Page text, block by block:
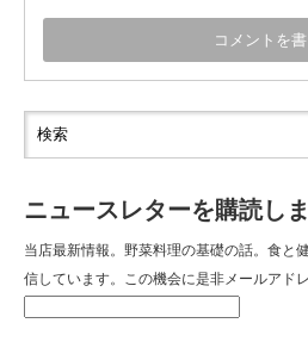
ニュースレターを購読し
当店最新情報。野菜料理の基礎の話。食と
信しています。この機会に是非メールアド